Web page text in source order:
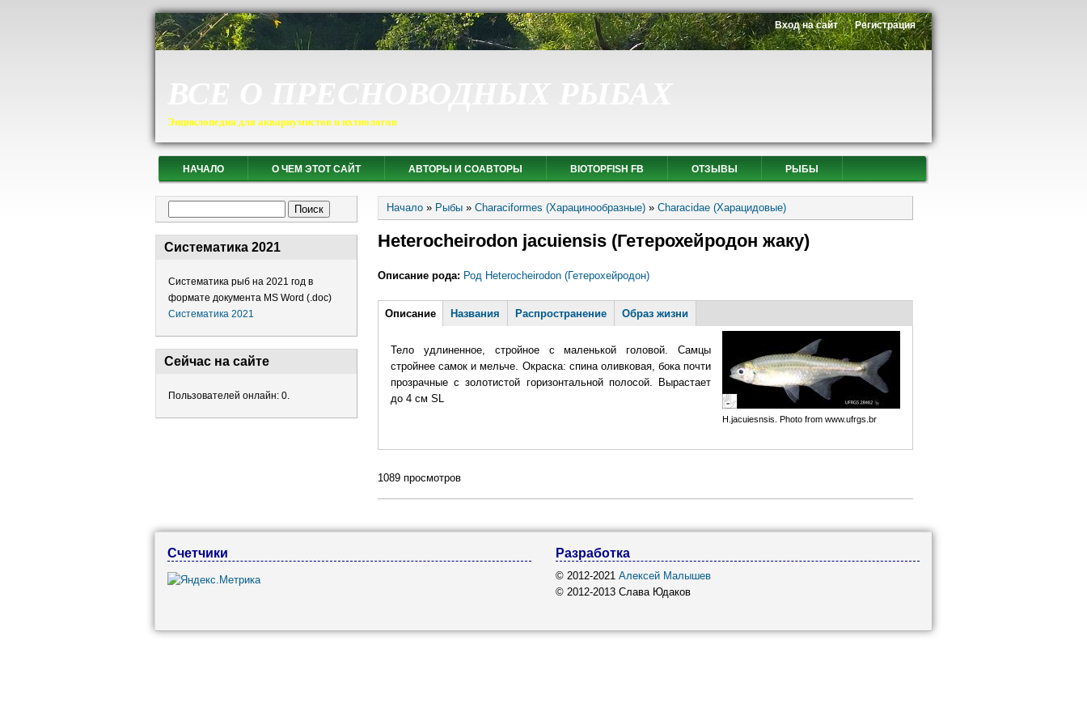
Энциклопедия для аквариумистов и ихтиологов
Вход на сайт Регистрация
НАЧАЛО О ЧЕМ ЭТОТ САЙТ АВТОРЫ И СОАВТОРЫ BIOTOPFISH FB ОТЗЫВЫ РЫБЫ
Систематика 2021
Систематика рыб на 2021 год в
формате документа MS Word (.doc)
Систематика 2021
Сейчас на сайте
Пользователей онлайн: 0.
Вы здесь
Начало » Рыбы » Characiformes (Харацинообразные) » Characidae (Харацидовые)
Heterocheirodon jacuiensis (Гетерохейродон жаку)
Описание рода: Род Heterocheirodon (Гетерохейродон)
Горизонтальные вкладки
Описание(активная
вкладка)
Названия Распространение Образ жизни
H.jacuiesnsis. Photo from www.ufrgs.br
Тело удлиненное, стройное с маленькой головой. Самцы
стройнее самок и мельче. Окраска: спина оливковая, бока почти
прозрачные с золотистой горизонтальной полосой. Вырастает
до 4 см SL
1089 просмотров
Счетчики Разработка
© 2012-2021 Алексей Малышев
© 2012-2013 Слава Юдаков